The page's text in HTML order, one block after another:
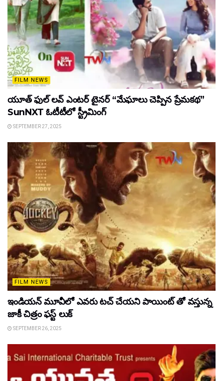
FILM NEWS
యూత్ ఫుల్ లవ్ ఎంటర్ టైనర్ “మేఘాలు చెప్పిన ప్రేమకథ”
SunNXT ఓటీటీలో స్ట్రీమింగ్
SEPTEMBER 27, 2025
FILM NEWS
ఇండియన్ మూవీలో ఎవరు టచ్ చేయని పాయింట్ తో వస్తున్న
జాకీ చిత్రం ఫస్ట్ లుక్
SEPTEMBER 26, 2025